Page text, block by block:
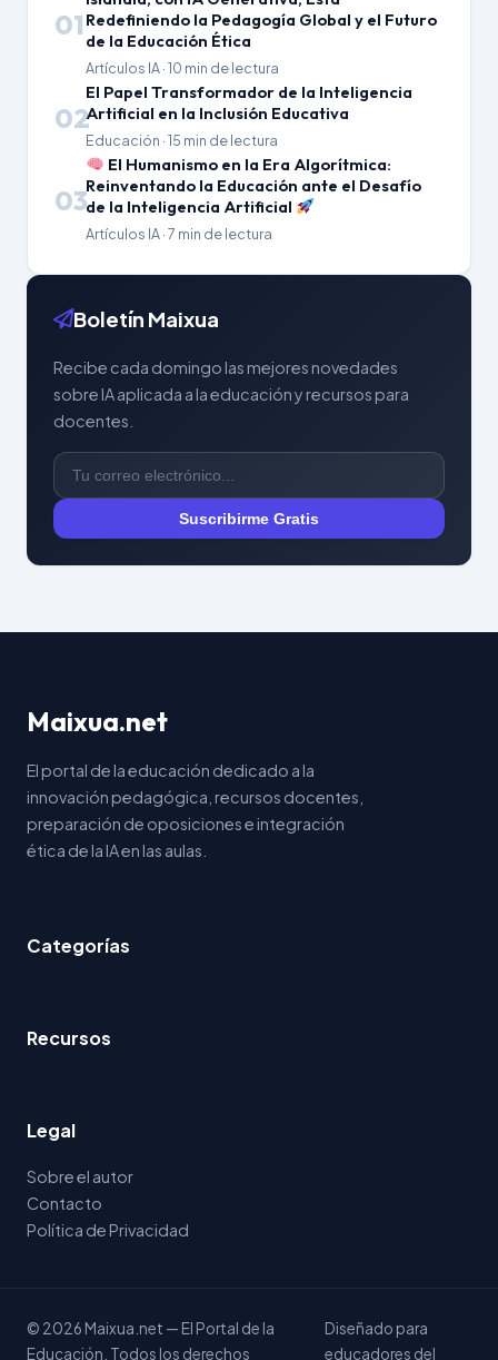
01 Redefiniendo la Pedagogía Global y el Futuro
de la Educación Ética
Artículos IA · 10 min de lectura
02
El Papel Transformador de la Inteligencia
Artificial en la Inclusión Educativa
Educación · 15 min de lectura
03
El Humanismo en la Era Algorítmica:
Reinventando la Educación ante el Desafío
de la Inteligencia Artificial
Artículos IA · 7 min de lectura
Boletín Maixua
Recibe cada domingo las mejores novedades
sobre IA aplicada a la educación y recursos para
docentes.
Suscribirme Gratis
Maixua.net
El portal de la educación dedicado a la
innovación pedagógica, recursos docentes,
preparación de oposiciones e integración
ética de la IA en las aulas.
Categorías
Recursos
Legal
Sobre el autor
Contacto
Política de Privacidad
© 2026 Maixua.net — El Portal de la
Educación. Todos los derechos
Diseñado para
educadores del